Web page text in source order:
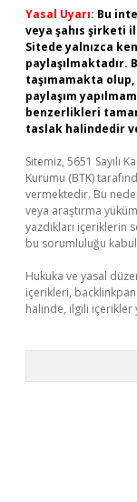
Yasal Uyarı: Bu
veya şahıs şirketi
Sitede yalnızca
taşımamakta
paylaşım
benzerlikleri
taslak halindedir
Sitemiz, 5651 Sayılı
Kurumu (BTK)
vermektedir. Bu
veya araştırma
yazdıkları içeriklerin
bu sorumluluğu kabul
Hukuka ve yasal
içerikleri,
halinde, ilgili içerikler